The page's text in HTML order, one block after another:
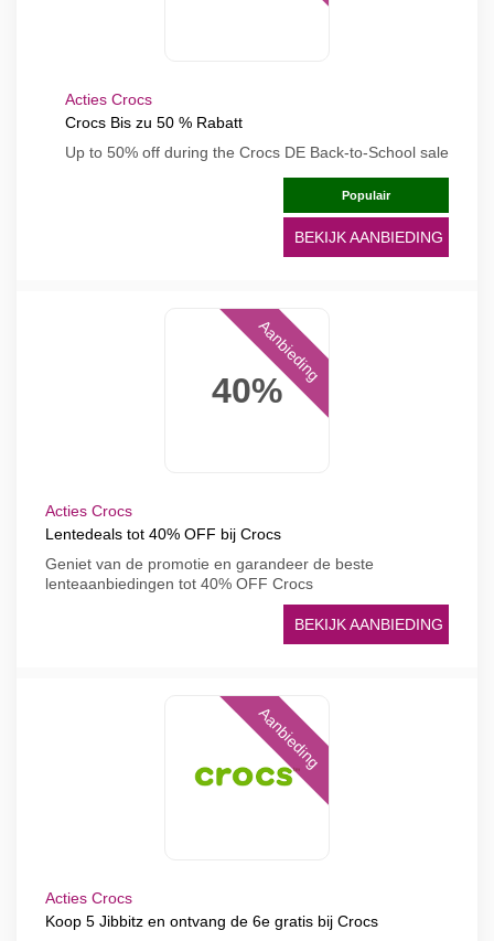
Acties Crocs
Crocs Bis zu 50 % Rabatt
Up to 50% off during the Crocs DE Back-to-School sale
Populair
BEKIJK AANBIEDING
40%
Aanbieding
Acties Crocs
Lentedeals tot 40% OFF bij Crocs
Geniet van de promotie en garandeer de beste
lenteaanbiedingen tot 40% OFF Crocs
BEKIJK AANBIEDING
Aanbieding
Acties Crocs
Koop 5 Jibbitz en ontvang de 6e gratis bij Crocs